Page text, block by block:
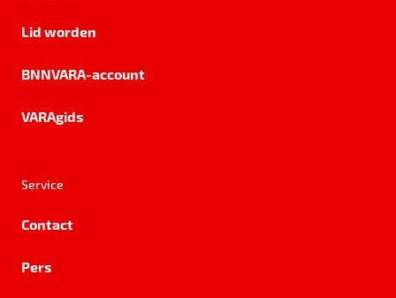
Lid worden
BNNVARA-account
VARAgids
Service
Contact
Pers